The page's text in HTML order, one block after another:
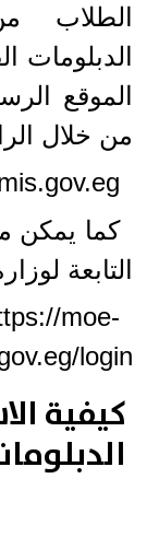
الطلاب
الموقع
من خلال
كما يمكن
التابعة
moe-
login
كيفية
الدبلومات